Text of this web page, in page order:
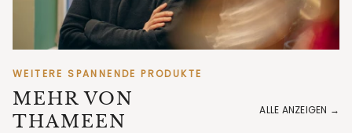
WEITERE SPANNENDE PRODUKTE
MEHR VON
THAMEEN